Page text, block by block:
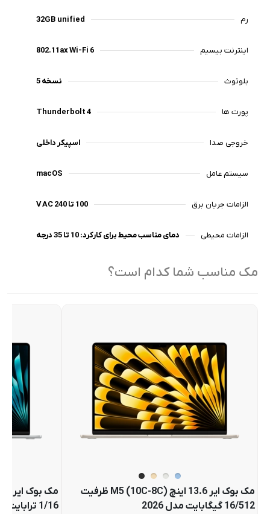
رم 32GB unified
اینترنت بیسیم 802.11ax Wi-Fi 6
بلوتوث نسخه 5
پورت ها Thunderbolt 4
خروجی صدا اسپیکر داخلی
سیستم عامل macOS
الزامات جریان برق 100 تا 240 V AC
الزامات محیطی دمای مناسب محیط برای کارکرد: 10 تا 35 درجه
مک مناسب شما کدام است؟
مک بوک ایر 13.6 اینچ M5 (10C-8C) ظرفیت
16/512 گیگابایت مدل 2026
1/16 ترابایت مدل 2026